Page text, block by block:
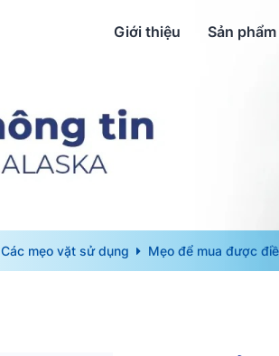
Giới thiệu Sản phẩm
Các mẹo vặt sử dụng Mẹo để mua được